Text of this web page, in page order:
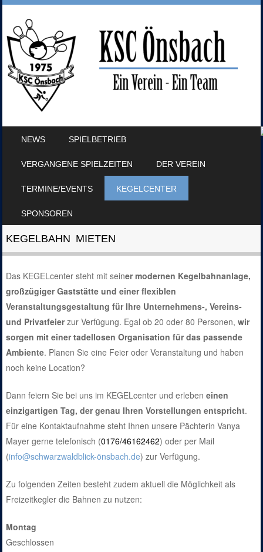
NEWS SPIELBETRIEB
VERGANGENE SPIELZEITEN DER VEREIN
TERMINE/EVENTS KEGELCENTER
SPONSOREN
KEGELBAHN MIETEN
Das KEGELcenter steht mit seiner modernen Kegelbahnanlage,
großzügiger Gaststätte und einer flexiblen
Veranstaltungsgestaltung für Ihre Unternehmens-, Vereins-
und Privatfeierzur Verfügung. Egal ob 20 oder 80 Personen,wir
sorgen mit einer tadellosen Organisation für das passende
Ambiente. Planen Sie eine Feier oder Veranstaltung und haben
noch keine Location?
Dann feiern Sie bei uns im KEGELcenter und erlebeneinen
einzigartigen Tag, der genau Ihren Vorstellungen entspricht.
Für eine Kontaktaufnahme steht Ihnen unsere Pächterin Vanya
Mayer gerne telefonisch (0176/46162462) oder per Mail
(info@schwarzwaldblick-önsbach.de) zur Verfügung.
Zu folgenden Zeiten besteht zudem aktuell die Möglichkeit als
Freizeitkegler die Bahnen zu nutzen:
Montag
Geschlossen